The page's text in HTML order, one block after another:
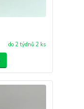
do 2 týdnů 2 ks